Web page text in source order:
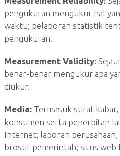
pengukuran mengukur hal
waktu; pelaporan statistik
pengukuran.
Measurement Validity:
benar-benar mengukur apa
diukur.
Media: Termasuk surat kabar,
konsumen serta penerbitan
Internet; laporan
brosur pemerintah; situs web